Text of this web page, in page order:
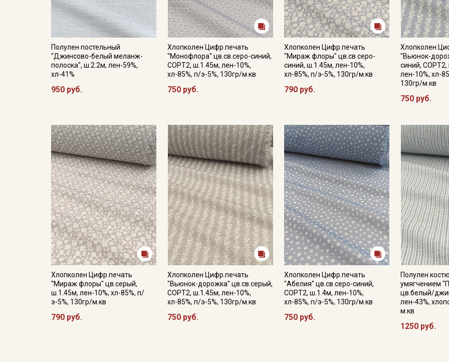
Полулен постельный
"Джинсово-белый меланж-
полоска", ш.2.2м, лен-59%,
хл-41%
950 руб.
Хлопколен Цифр.печать
"Монофлора" цв.св.серо-синий,
СОРТ2, ш.1.45м, лен-10%,
хл-85%, п/э-5%, 130гр/м.кв
750 руб.
Хлопколен Цифр.печать
"Мираж флоры" цв.св.серо-
синий, ш.1.45м, лен-10%,
хл-85%, п/э-5%, 130гр/м.кв
790 руб.
Хлопколен
"Вьюнок-
синий, СОРТ2,
лен-10%, хл-
130гр/м.кв
750 руб.
Хлопколен Цифр.печать
"Мираж флоры" цв.серый,
ш.1.45м, лен-10%, хл-85%, п/
э-5%, 130гр/м.кв
790 руб.
Хлопколен Цифр.печать
"Вьюнок-дорожка" цв.св.серый,
СОРТ2, ш.1.45м, лен-10%,
хл-85%, п/э-5%, 130гр/м.кв
750 руб.
Хлопколен Цифр.печать
"Абелия" цв.св.серо-синий,
СОРТ2, ш.1.4м, лен-10%,
хл-85%, п/э-5%, 130гр/м.кв
750 руб.
Полулен
умягчением
цв.белый/
лен-43%,
м.кв
1250 руб.
данных
ДаюСогласие на получение рекламных и
информационных рассылок